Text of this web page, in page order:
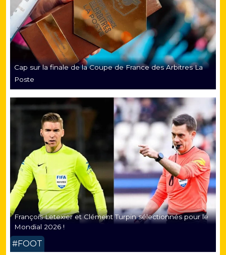
Cap sur la finale de la Coupe de France des Arbitres La
Poste
François Letexier et Clément Turpin sélectionnés pour le
Mondial 2026 !
#FOOT